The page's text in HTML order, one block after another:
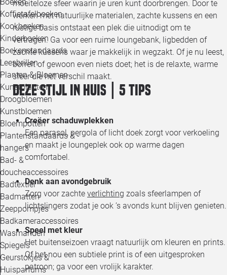
Koffietafelboeken
Kookboeken
Kinderboeken
Boekenstandaards
Leesbrillen
Planten & Bloemen
Kunstplanten
Droogbloemen
Kunstbloemen
Bloempotten
Plantenstandaards & -
hangers
Bad- &
doucheaccessoires
Badtextiel
Badmatten
Zeeppompjes
Badkameraccessoires
Wasmanden
Spiegels
Geurstokjes &
Huisparfums
moeiteloze sfeer waarin je uren kunt doorbrengen. Door te
werken met natuurlijke materialen, zachte kussens en een
rustige basis ontstaat een plek die uitnodigt om te
vertragen. Ga voor een ruime loungebank, ligbedden of
zachte kussens waar je makkelijk in wegzakt. Of je nu leest,
borrelt of gewoon even niets doet; het is de relaxte, warme
sfeer die het verschil maakt.
Deze stijl in huis | 5 tips
Creëer schaduwplekken
Een parasol, pergola of licht doek zorgt voor verkoeling
en maakt je loungeplek ook op warme dagen
comfortabel.
Denk aan avondgebruik
Zorg voor zachte verlichting zoals sfeerlampen of
lichtslingers zodat je ook ’s avonds kunt blijven genieten.
Speel met kleur
Het buitenseizoen vraagt natuurlijk om kleuren en prints.
Of het nou een subtiele print is of een uitgesproken
patroon; ga voor een vrolijk karakter.